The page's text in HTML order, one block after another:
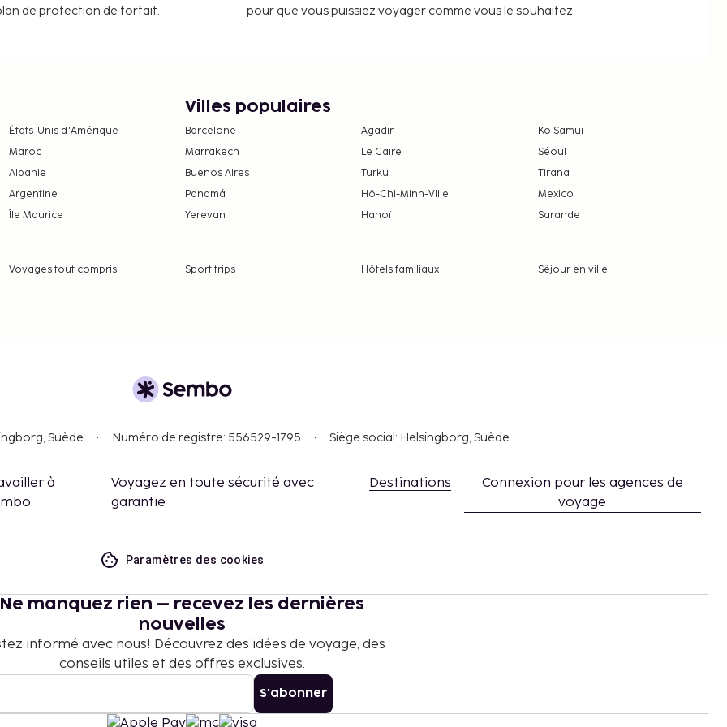
plus comme une
et par nuit, pour un
aux enfants de moins
nous a fait part.
présents à l'arrivée
les transactions en
pas dépasser
de protection de forfait.
pour que vous puissiez voyager comme vous le souhaitez.
États-Unis d'Amérique
Maroc
Albanie
Argentine
Île Maurice
Villes populaires
Barcelone Agadir
Ko Samui
Marrakech
Le Caire
Séoul
Buenos Aires
Turku
Tirana
Panamá
Hô-Chi-Minh-Ville
Mexico
Yerevan
Hanoï Sarande
Voyages tout compris Sport trips Hôtels familiaux
Séjour en ville
Suède Numéro de registre: 556529-1795 Siège social: Helsingborg, Suède
à
Voyagez en toute sécurité avec
garantie
Destinations
Connexion pour les agences de
voyage
Paramètres des cookies
Ne manquez rien – recevez les dernières
nouvelles
informé avec nous! Découvrez des idées de voyage, des
conseils utiles et des offres exclusives.
S'abonner